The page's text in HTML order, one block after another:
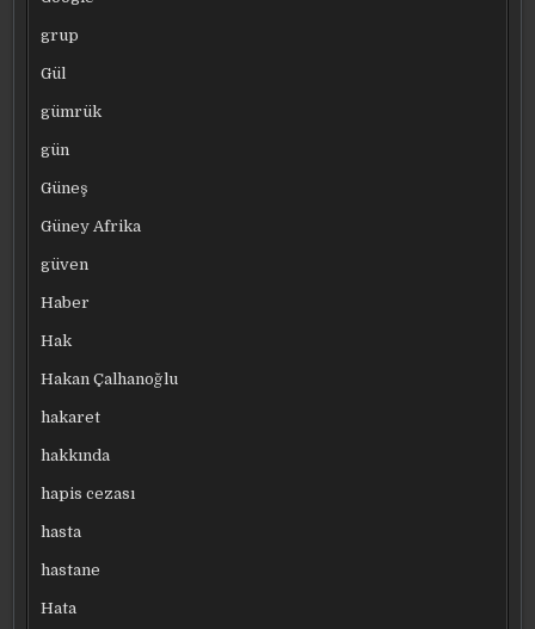
grup
Gül
gümrük
gün
Güneş
Güney Afrika
güven
Haber
Hak
Hakan Çalhanoğlu
hakaret
hakkında
hapis cezası
hasta
hastane
Hata